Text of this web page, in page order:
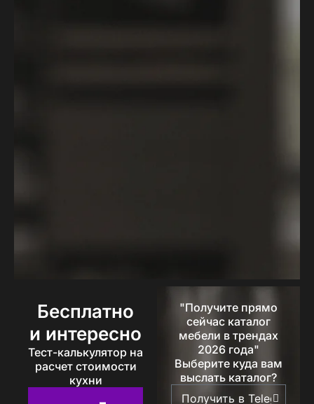
Бесплатно
и интересно
Тест-калькулятор на
расчет стоимости
кухни
"Получите прямо
сейчас каталог
мебели в трендах
2026 года"
Выберите куда вам
выслать каталог?